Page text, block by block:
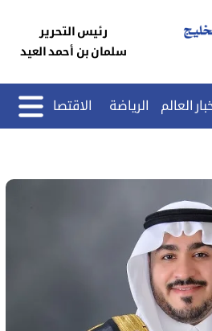
رئيس التحرير
سلمان بن أحمد العيد
العالم الرياضة الاقتصاد